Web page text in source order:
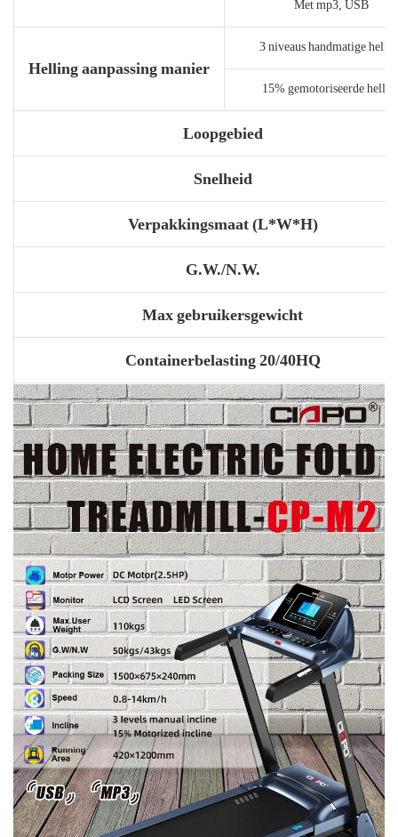
Met mp3, USB
Helling aanpassing manier
3 niveaus handmatige
15% gemotoriseerde
Loopgebied
Snelheid
Verpakkingsmaat (L*W*H)
G.W./N.W.
Max gebruikersgewicht
Containerbelasting 20/40HQ